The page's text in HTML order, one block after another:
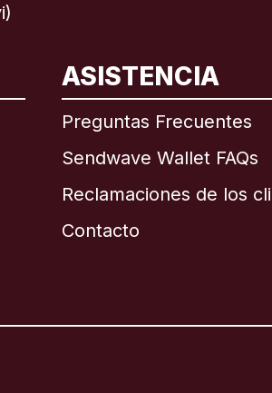
ASISTENCIA
Preguntas Frecuentes
Sendwave Wallet FAQs
Reclamaciones de los
Contacto